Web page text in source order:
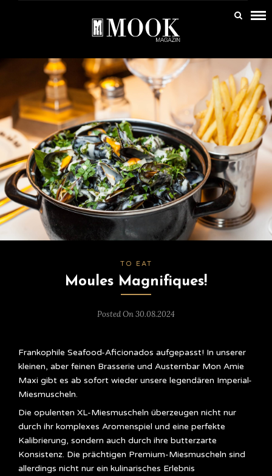
TO EAT
Moules Magnifiques!
Posted On 30.08.2024
Frankophile Seafood-Aficionados aufgepasst! In unserer
kleinen, aber feinen Brasserie und Austernbar Mon Amie
Maxi gibt es ab sofort wieder unsere legendären Imperial-
Miesmuscheln.
Die opulenten XL-Miesmuscheln überzeugen nicht nur
durch ihr komplexes Aromenspiel und eine perfekte
Kalibrierung, sondern auch durch ihre butterzarte
Konsistenz. Die prächtigen Premium-Miesmuscheln sind
allerdings nicht nur ein kulinarisches Erlebnis